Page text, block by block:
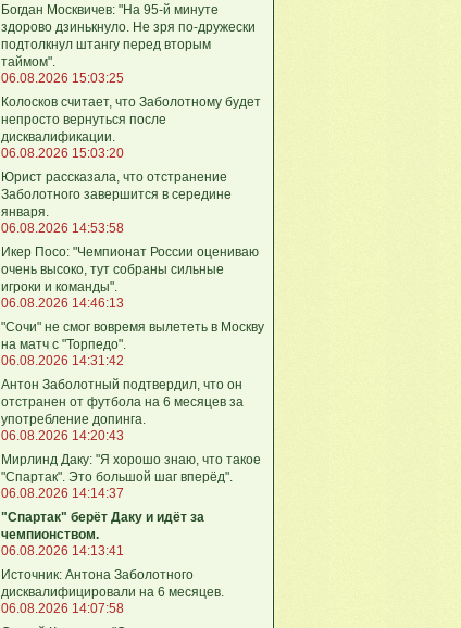
Богдан Москвичев: "На 95‑й минуте
здорово дзинькнуло. Не зря по‑дружески
подтолкнул штангу перед вторым
таймом".
06.08.2026 15:03:25
Колосков считает, что Заболотному будет
непросто вернуться после
дисквалификации.
06.08.2026 15:03:20
Юрист рассказала, что отстранение
Заболотного завершится в середине
января.
06.08.2026 14:53:58
Икер Посо: "Чемпионат России оцениваю
очень высоко, тут собраны сильные
игроки и команды".
06.08.2026 14:46:13
"Сочи" не смог вовремя вылететь в Москву
на матч с "Торпедо".
06.08.2026 14:31:42
Антон Заболотный подтвердил, что он
отстранен от футбола на 6 месяцев за
употребление допинга.
06.08.2026 14:20:43
Мирлинд Даку: "Я хорошо знаю, что такое
"Спартак". Это большой шаг вперёд".
06.08.2026 14:14:37
"Спартак" берёт Даку и идёт за
чемпионством.
06.08.2026 14:13:41
Источник: Антона Заболотного
дисквалифицировали на 6 месяцев.
06.08.2026 14:07:58